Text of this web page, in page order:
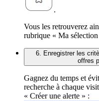
.
Vous les retrouverez
rubrique « Ma
6. Enregistrer les
offres
Gagnez du temps et
recherche à chaque
« Créer une alerte » :